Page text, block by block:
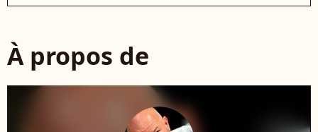
À propos de